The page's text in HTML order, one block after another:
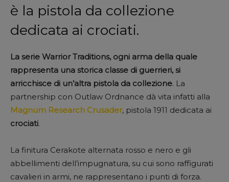
è la pistola da collezione
dedicata ai crociati.
La serie Warrior Traditions, ogni arma della quale
rappresenta una storica classe di guerrieri, si
arricchisce di un’altra pistola da collezione. La
partnership con Outlaw Ordnance dà vita infatti alla
Magnum Research Crusader, pistola 1911 dedicata ai
crociati.
La finitura Cerakote alternata rosso e nero e gli
abbellimenti dell’impugnatura, su cui sono raffigurati
cavalieri in armi, ne rappresentano i punti di forza.